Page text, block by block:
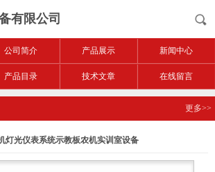
有限公司
公司简介 产品展示 新闻中心
产品目录 技术文章 在线留言
更多>>
灯光仪表系统示教板农机实训室设备